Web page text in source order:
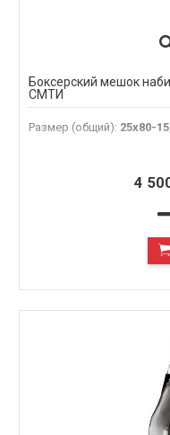
Боксерский мешок
СМТИ
Размер (общий): 25х80-
4